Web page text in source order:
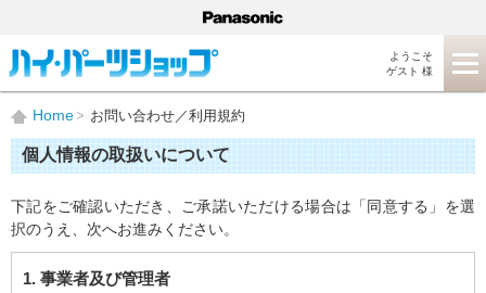
ようこそ
ゲスト 様
Home お問い合わせ／利用規約
個人情報の取扱いについて
下記をご確認いただき、ご承諾いただける場合は「同意する」を選
択のうえ、次へお進みください。
1. 事業者及び管理者